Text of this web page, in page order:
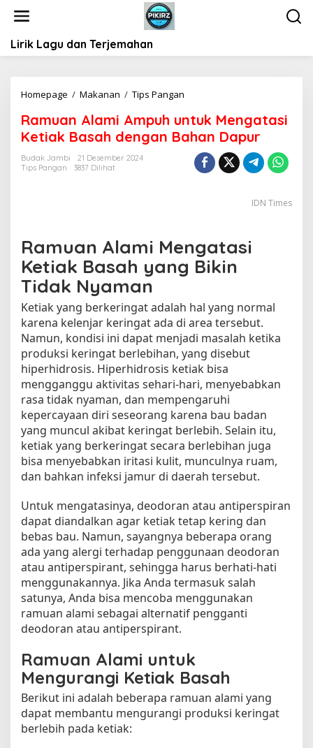
Lirik Lagu dan Terjemahan
Homepage / Makanan / Tips Pangan
m
u
A
m
p
h
u
t
u
k
M
e
n
g
a
t
a
K
e
t
i
a
k
B
a
h
d
e
n
g
a
Ramuan Alami Ampuh untuk Mengatasi
Ketiak Basah dengan Bahan Dapur
Budak Jambi
21 Desember 2024
Tips Pangan
3837 Dilihat
IDN Times
Ramuan Alami Mengatasi
Ketiak Basah yang Bikin
Tidak Nyaman
Ketiak yang berkeringat adalah hal yang normal
karena kelenjar keringat ada di area tersebut.
Namun, kondisi ini dapat menjadi masalah ketika
produksi keringat berlebihan, yang disebut
hiperhidrosis. Hiperhidrosis ketiak bisa
mengganggu aktivitas sehari-hari, menyebabkan
rasa tidak nyaman, dan mempengaruhi
kepercayaan diri seseorang karena bau badan
yang muncul akibat keringat berlebih. Selain itu,
ketiak yang berkeringat secara berlebihan juga
bisa menyebabkan iritasi kulit, munculnya ruam,
dan bahkan infeksi jamur di daerah tersebut.
Untuk mengatasinya, deodoran atau antiperspiran
dapat diandalkan agar ketiak tetap kering dan
bebas bau. Namun, sayangnya beberapa orang
ada yang alergi terhadap penggunaan deodoran
atau antiperspirant, sehingga harus berhati-hati
menggunakannya. Jika Anda termasuk salah
satunya, Anda bisa mencoba menggunakan
ramuan alami sebagai alternatif pengganti
deodoran atau antiperspirant.
Ramuan Alami untuk
Mengurangi Ketiak Basah
Berikut ini adalah beberapa ramuan alami yang
dapat membantu mengurangi produksi keringat
berlebih pada ketiak: